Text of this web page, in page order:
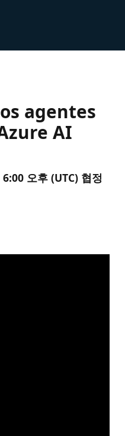
agentes
AI
오후 (UTC) 협정